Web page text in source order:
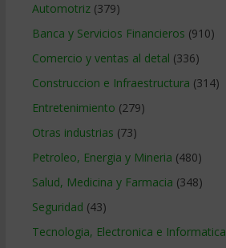
Automotriz(379)
Banca y Servicios Financieros (910)
Comercio y ventas al detal (336)
Construccion e Infraestructura (314)
Entretenimiento (279)
Otras industrias (73)
Petroleo, Energia y Mineria (480)
Salud, Medicina y Farmacia (348)
Seguridad (43)
Tecnologia, Electronica e Informatica